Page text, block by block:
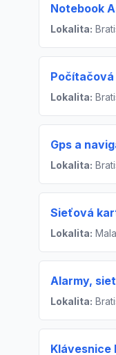
Notebook
Lokalita:
Lokalita:
Gps a
Lokalita:
Sieťová
Lokalita:
Alarmy,
Lokalita:
Klávesnice